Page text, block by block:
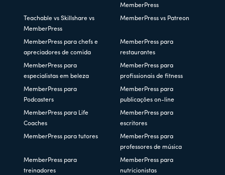
MemberPress
Teachable vs Skillshare vs
MemberPress
MemberPress vs Patreon
MemberPress para chefs e
apreciadores de comida
MemberPress para
restaurantes
MemberPress para
especialistas em beleza
MemberPress para
profissionais de fitness
MemberPress para
Podcasters
MemberPress para
publicações on-line
MemberPress para Life
Coaches
MemberPress para
escritores
MemberPress para tutores
MemberPress para
professores de música
MemberPress para
treinadores
MemberPress para
nutricionistas